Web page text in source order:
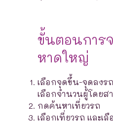
ขั้นตอนการ
หาดใหญ่
เลือกจุดขึ้น-จุดลงร
เลือกจำนวนผู้โดยส
กดค้นหาเที่ยวรถ
เลือกเที่ยวรถ และเ